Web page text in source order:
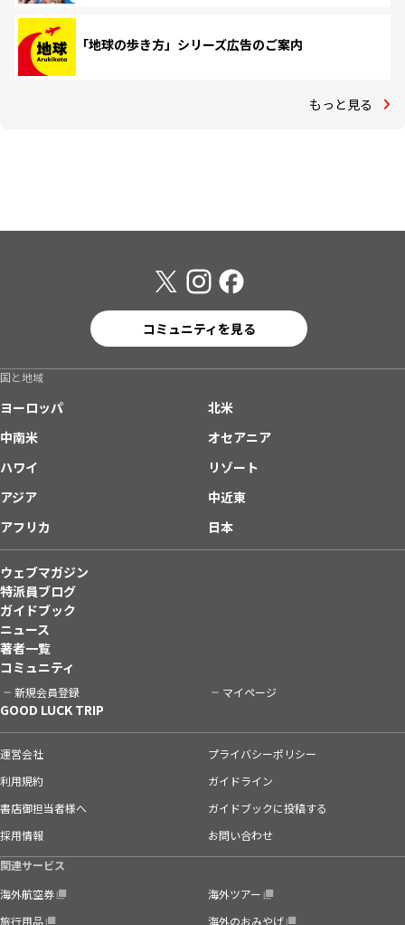
「地球の歩き方」シリーズ広告のご案内
もっと見る
コミュニティを見る
国と地域
ヨーロッパ
北米
中南米
オセアニア
ハワイ
リゾート
アジア
中近東
アフリカ
日本
ウェブマガジン
特派員ブログ
ガイドブック
ニュース
著者一覧
コミュニティ
新規会員登録 マイページ
GOOD LUCK TRIP
運営会社
プライバシーポリシー
利用規約
ガイドライン
書店御担当者様へ
ガイドブックに投稿する
採用情報
お問い合わせ
関連サービス
海外航空券
海外ツアー
旅行用品
海外のおみやげ